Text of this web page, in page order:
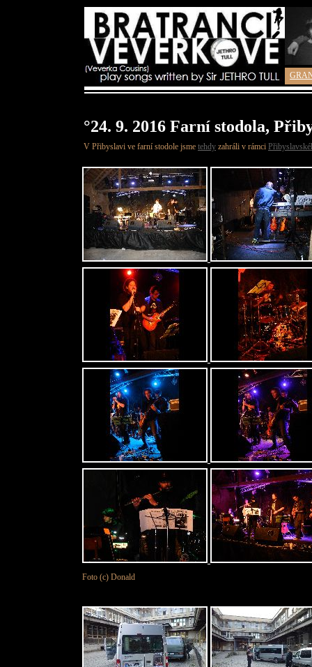
°24. 9. 2016 Farní stodola,
V Přibyslavi ve farní stodole jsme tehdy zahráli v rámci
Foto (c) Donald